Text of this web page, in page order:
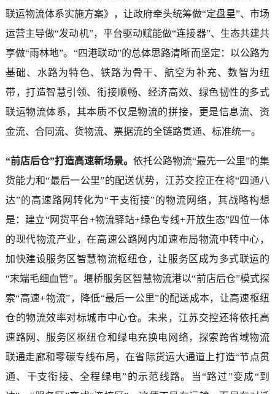
联运物流体系实施方案》，让政府牵头统筹做“定盘星”、市场
运营主导做“发动机”，平台驱动赋能做“连接器”、生态共建共
享做“雨林地”。“四港联动”的总体思路清晰而坚定：以公路为
基础、水路为特色、铁路为骨干、航空为补充、数智为纽
带，打造智慧引领、衔接顺畅、经济高效、绿色韧性的多式
联运物流体系，其本质不仅是物流的拼接，更是信息流、资
金流、合同流、货物流、票据流的全链路贯通、标准统一。
“前店后仓”打造高速新场景。 依托公路物流“最先一公里”的集
货能力和“最后一公里”的配送优势，江苏交控正在将“四通八
达”的高速路网转化为“干支衔接”的物流网络，其战略构想
是：建立“网货平台+物流驿站+绿色专线+开放生态”四位一体
的现代物流产业，在高速公路网内加速布局物流中转中心，
加快建设服务区智慧物流枢纽仓，让服务区成为多式联运的
“末端毛细血管”。堰桥服务区智慧物流港以“前店后仓”模式探
索“高速+物流”，降低“最后一公里”的配送成本，让高速枢纽
仓的物流效率对标城市中心仓。未来，江苏交控还将依托高
速路网、服务区枢纽仓和绿电充换电网络，探索跨省域物流
联通走廊和零碳专线布局，在省际货运大通道上打造“节点贯
通、干支衔接、全程绿电”的示范线路。当“路过”变成“到